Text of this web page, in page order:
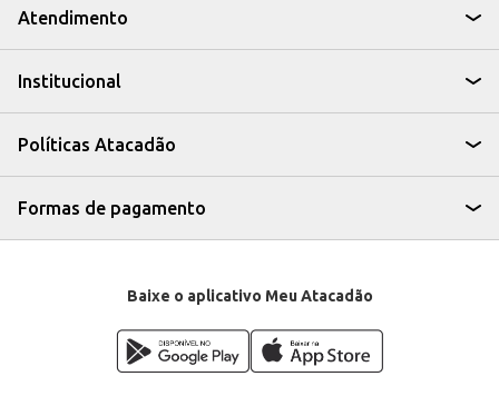
O Detergente Líquido Suprema Natural Clear é uma opção prática e
eficiente para manter a limpeza da sua casa ou estabelecimento,
Atendimento
Institucional
Políticas Atacadão
Formas de pagamento
Baixe o aplicativo Meu Atacadão